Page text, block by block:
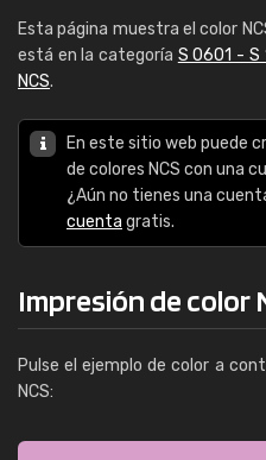
Esta página muestra el color
está en la categoría S 0601 - S
NCS.
En este sitio web puede
de colores NCS con una
¿Aún no tienes una
cuenta gratis.
Impresión de color
Pulse el ejemplo de color a
NCS: